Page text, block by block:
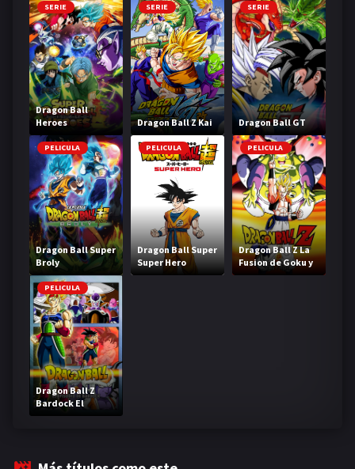
SERIE
Dragon Ball
Heroes
SERIE
Dragon Ball Z Kai
SERIE
Dragon Ball GT
PELICULA
Dragon Ball Super
Broly
PELICULA
Dragon Ball Super
Super Hero
PELICULA
Dragon Ball Z La
Fusion de Goku y
Vegeta
PELICULA
Dragon Ball Z
Bardock El
legendario Super